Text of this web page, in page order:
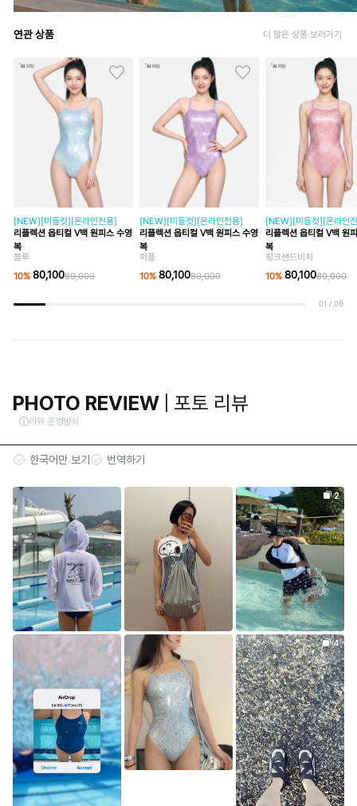
연관 상품 더 많은 상품 보러가기
[NEW][미들컷][온라인전용]
리플렉션 옵티컬 V백 원피스 수영
복
블루
10% 80,10089,000
[NEW][미들컷][온라인전용]
리플렉션 옵티컬 V백 원피스 수영
복
퍼플
10% 80,10089,000
[NEW][미들컷][온라인
리플렉션 옵티컬 V백 원
복
핑크샌드비치
10% 80,10089,000
01 / 09